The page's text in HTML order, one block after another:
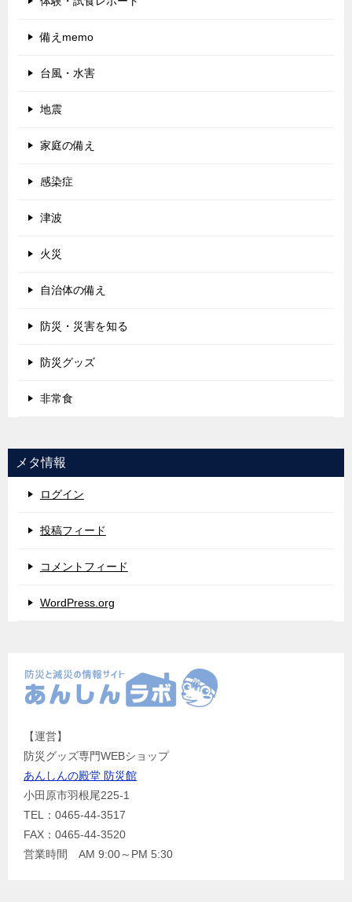
備えmemo
台風・水害
地震
家庭の備え
感染症
津波
火災
自治体の備え
防災・災害を知る
防災グッズ
非常食
メタ情報
ログイン
投稿フィード
コメントフィード
WordPress.org
【運営】
防災グッズ専門WEBショップ
あんしんの殿堂 防災館
小田原市羽根尾225-1
TEL：0465-44-3517
FAX：0465-44-3520
営業時間 AM 9:00～PM 5:30